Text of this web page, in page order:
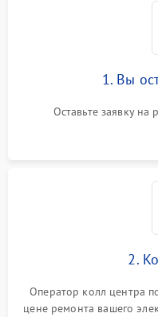
1. Вы
Оставьте заявку
2.
Оператор колл центра
цене ремонта вашего